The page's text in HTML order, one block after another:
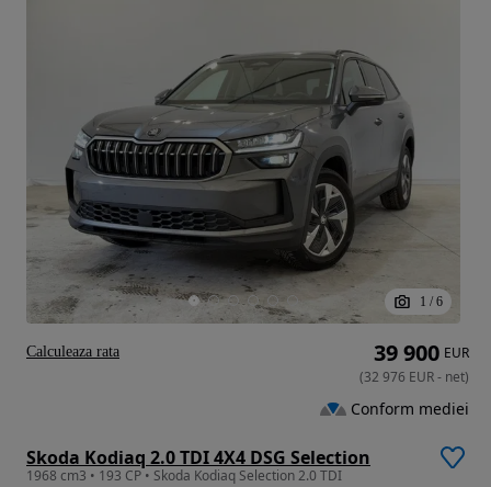
1 / 6
Skoda Kodiaq 2.0 TDI 4X4 DSG Selection
1968 cm3 • 193 CP • Skoda Kodiaq Selection 2.0 TDI
39 900 EUR
(32 976 EUR- net)
Conform mediei
Calculeaza rata